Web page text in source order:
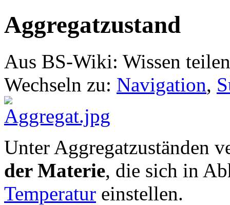
Aggregatzustand
Aus BS-Wiki: Wissen teilen
Wechseln zu: Navigation,
Unter Aggregatzuständen
der Materie, die sich in
Temperatur einstellen.